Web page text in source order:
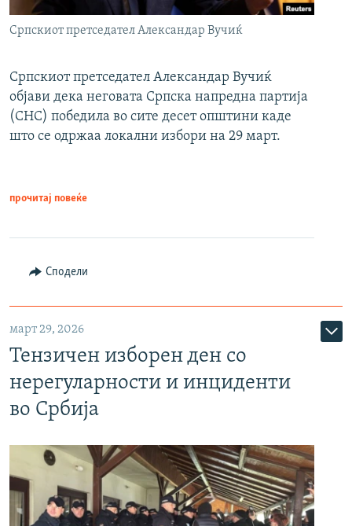
Српскиот претседател Александар Вучиќ
Српскиот претседател Александар Вучиќ
објави дека неговата Српска напредна партија
(СНС) победила во сите десет општини каде
што се одржаа локални избори на 29 март.
прочитај повеќе
Сподели
март 29, 2026
Тензичен изборен ден со
нерегуларности и инциденти
во Србија